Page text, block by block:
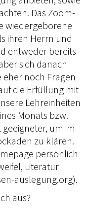
Das Zoom-
wiedergeborene
ihren Herrn und
entweder bereits
sich danach
eher noch Fragen
die Erfüllung mit
Lehreinheiten
Monats bzw.
um im
zu klären.
persönlich
Literatur
auslegung.org).
aus?